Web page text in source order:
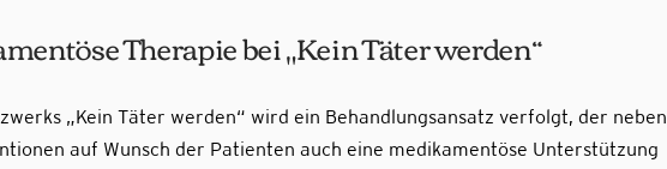
Therapie bei „Kein Täter werden“
„Kein Täter werden“ wird ein Behandlungsansatz verfolgt, der neben
auf Wunsch der Patienten auch eine medikamentöse Unterstützung